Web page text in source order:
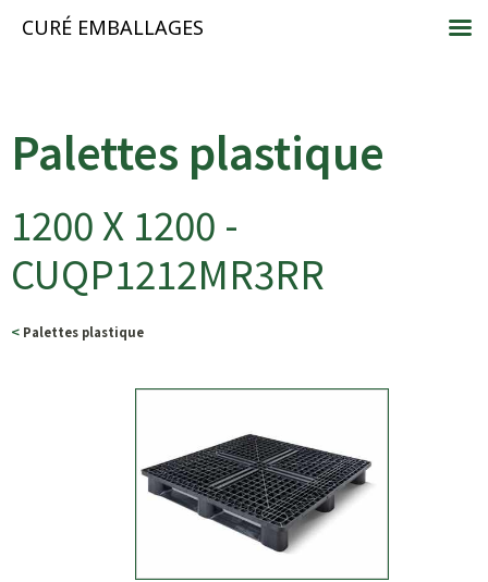
Palettes plastique
1200 X 1200 -
CUQP1212MR3RR
< Palettes plastique
CURÉ EMBALLAGES